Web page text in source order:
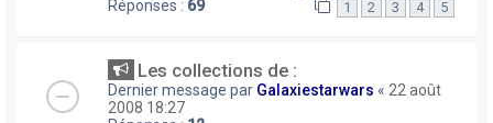
Réponses : 69 1 2 3 4 5
Les collections de :
Dernier message par Galaxiestarwars « 22 août
2008 18:27